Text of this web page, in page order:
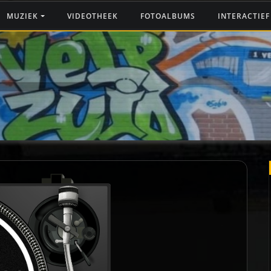
MUZIEK VIDEOTHEEK FOTOALBUMS